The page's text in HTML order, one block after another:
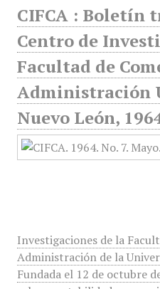
CIFCA : Boletín
Centro de
Facultad de
Administración
Nuevo León,
Investigaciones de la
Administración de la
Fundada el 12 de octubre